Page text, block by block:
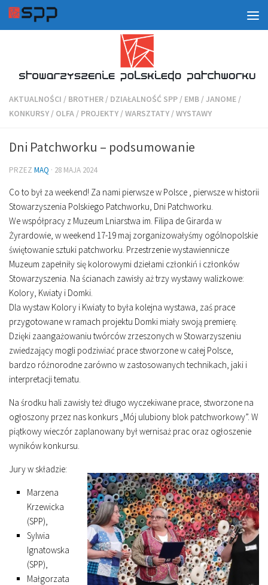
AKTUALNOŚCI / BROTHER / DZIAŁALNOŚĆ SPP / EMB /JANOME /
KONKURSY / OLFA / PROJEKTY /WARSZTATY /WYSTAWY
Dni Patchworku – podsumowanie
PRZEZ MAQ · 28 MAJA 2024
Co to był za weekend! Za nami pierwsze w Polsce , pierwsze w historii
Stowarzyszenia Polskiego Patchworku, Dni Patchworku.
We współpracy z Muzeum Lniarstwa im. Filipa de Girarda w
Żyrardowie, w weekend 17-19 maj zorganizowałyśmy ogólnopolskie
świętowanie sztuki patchworku. Przestrzenie wystawiennicze
Muzeum zapełniły się kolorowymi dziełami członkiń i członków
Stowarzyszenia. Na ścianach zawisły aż trzy wystawy walizkowe:
Kolory, Kwiaty i Domki.
Dla wystaw Kolory i Kwiaty to była kolejna wystawa, zaś prace
przygotowane w ramach projektu Domki miały swoją premierę.
Dzięki zaangażowaniu twórców zrzeszonych w Stowarzyszeniu
zwiedzający mogli podziwiać prace stworzone w całej Polsce,
bardzo różnorodne zarówno w zastosowanych technikach, jaki i
interpretacji tematu.
Na środku hali zawisły też długo wyczekiwane prace, stworzone na
ogłoszony przez nas konkurs „Mój ulubiony blok patchworkowy”. W
piątkowy wieczór zaplanowany był wernisaż prac oraz ogłoszenie
wyników konkursu.
Jury w składzie:
Marzena
Krzewicka
(SPP),
Sylwia
Ignatowska
(SPP),
Małgorzata